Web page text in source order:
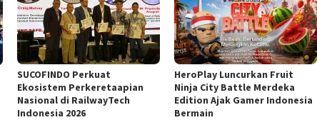
SUCOFINDO Perkuat
Ekosistem Perkeretaapian
Nasional di RailwayTech
Indonesia 2026
HeroPlay Luncurkan Fruit
Ninja City Battle Merdeka
Edition Ajak Gamer Indonesia
Bermain